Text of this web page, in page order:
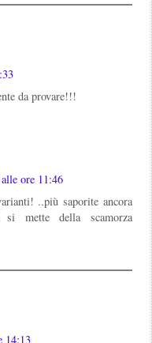
da provare!!!
ore 11:46
..più saporite ancora
mette della scamorza
14:13